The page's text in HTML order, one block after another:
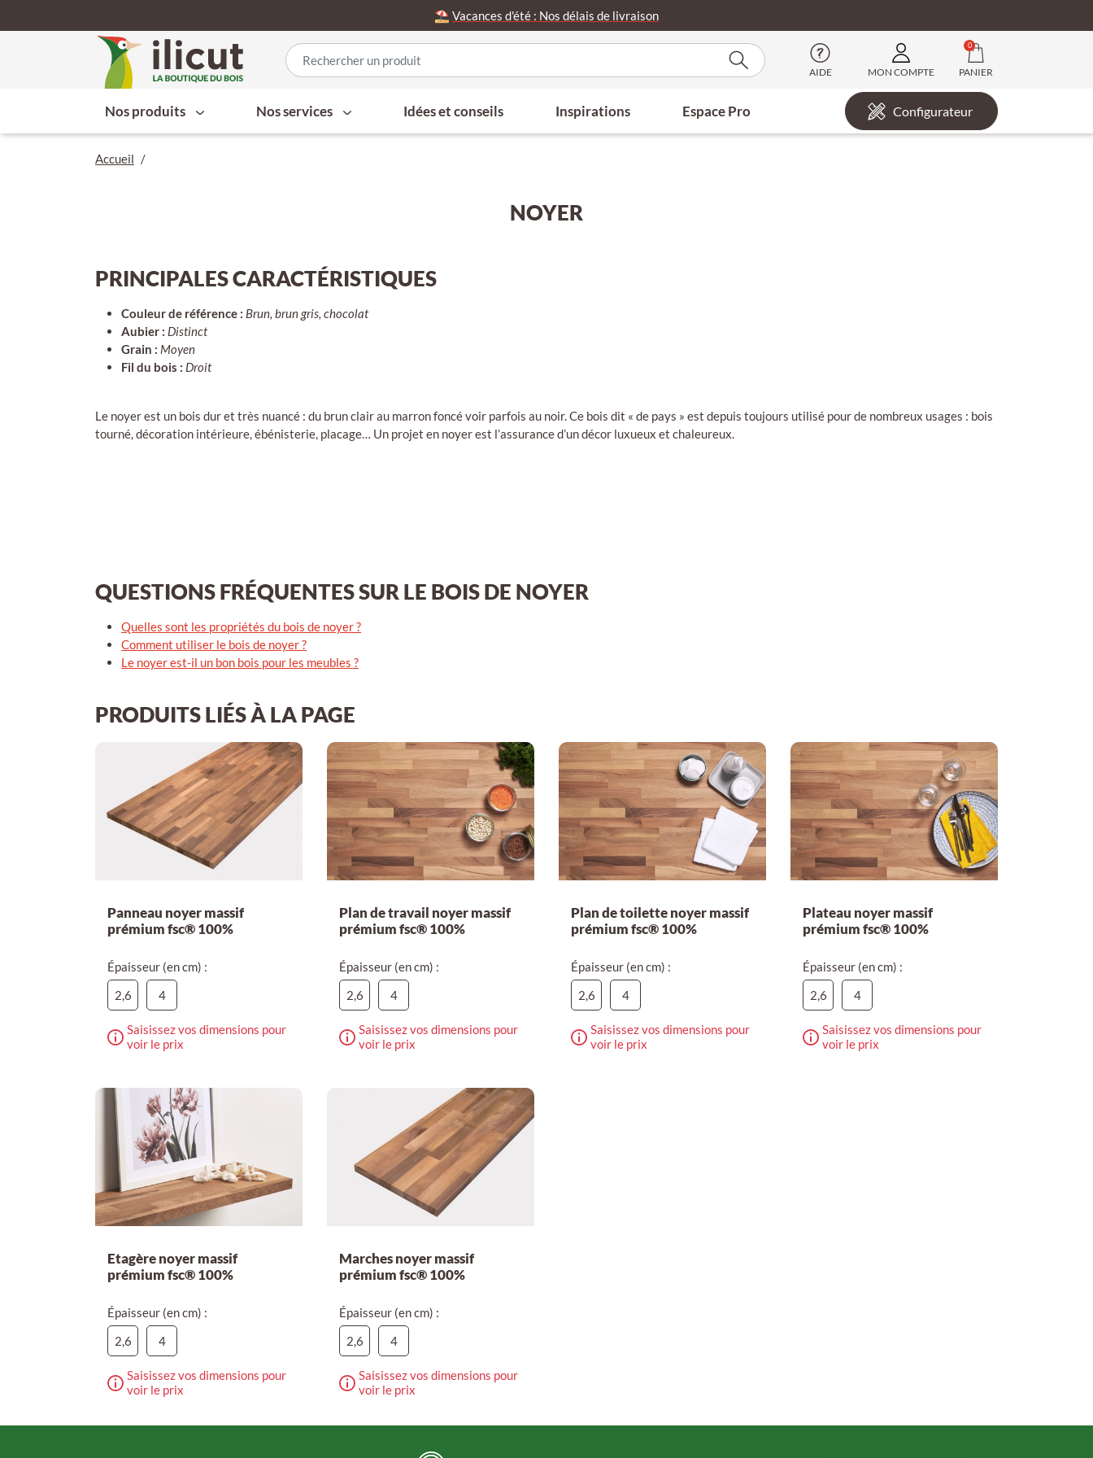
⛱️ Vacances d'été : Nos délais de livraison
AIDE MON COMPTE
0
PANIER
Nos produits Nos services Idées et conseils Inspirations Espace Pro Configurateur
Accueil /
NOYER
PRINCIPALES CARACTÉRISTIQUES
Couleur de référence : Brun, brun gris, chocolat
Aubier : Distinct
Grain : Moyen
Fil du bois : Droit
Le noyer est un bois dur et très nuancé : du brun clair au marron foncé voir parfois au noir. Ce bois dit « de pays » est depuis toujours utilisé pour de nombreux usages : bois
tourné, décoration intérieure, ébénisterie, placage… Un projet en noyer est l’assurance d’un décor luxueux et chaleureux.
QUESTIONS FRÉQUENTES SUR LE BOIS DE NOYER
Quelles sont les propriétés du bois de noyer ?
Comment utiliser le bois de noyer ?
Le noyer est-il un bon bois pour les meubles ?
PRODUITS LIÉS À LA PAGE
Panneau noyer massif
prémium fsc® 100%
Épaisseur (en cm) :
2,6
4
Saisissez vos dimensions pour
voir le prix
Plan de travail noyer massif
prémium fsc® 100%
Épaisseur (en cm) :
2,6
4
Saisissez vos dimensions pour
voir le prix
Plan de toilette noyer massif
prémium fsc® 100%
Épaisseur (en cm) :
2,6
4
Saisissez vos dimensions pour
voir le prix
Plateau noyer massif
prémium fsc® 100%
Épaisseur (en cm) :
2,6
4
Saisissez vos dimensions pour
voir le prix
Etagère noyer massif
prémium fsc® 100%
Épaisseur (en cm) :
2,6
4
Saisissez vos dimensions pour
voir le prix
Marches noyer massif
prémium fsc® 100%
Épaisseur (en cm) :
2,6
4
Saisissez vos dimensions pour
voir le prix